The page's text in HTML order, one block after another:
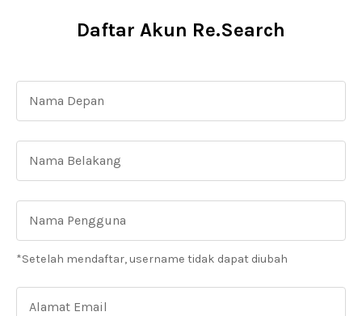
Daftar Akun Re.Search
*Setelah mendaftar, username tidak dapat diubah